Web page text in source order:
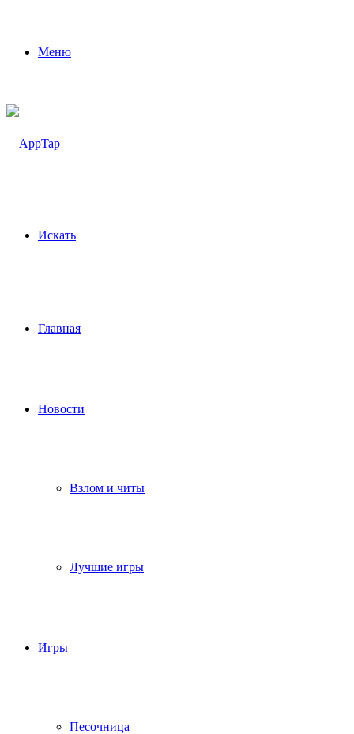
Меню
Искать
Главная
Новости
Взлом и читы
Лучшие игры
Игры
Песочница